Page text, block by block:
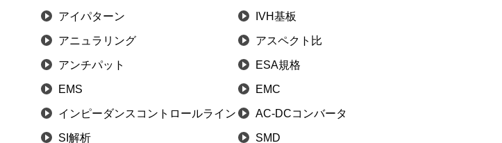
アイパターン IVH基板
アニュラリング アスペクト比
アンチパット ESA規格
EMS EMC
インピーダンスコントロールライン AC-DCコンバータ
SI解析 SMD